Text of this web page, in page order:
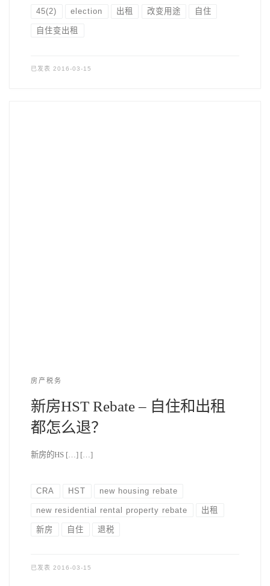
45(2) election 出租 改变用途 自住
自住变出租
已发表 2016-03-15
房产税务
新房HST Rebate – 自住和出租
都怎么退？
新房的HS […] […]
CRA HST new housing rebate
new residential rental property rebate 出租
新房 自住 退税
已发表 2016-03-15